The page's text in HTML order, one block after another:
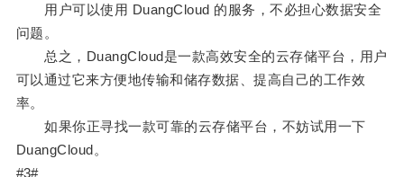
用户可以使用 DuangCloud 的服务，不必担心数据安全
问题。
总之，DuangCloud是一款高效安全的云存储平台，用户
可以通过它来方便地传输和储存数据、提高自己的工作效
率。
如果你正寻找一款可靠的云存储平台，不妨试用一下
DuangCloud。
#3#